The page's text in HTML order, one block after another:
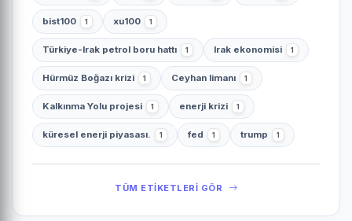
bist100 1 xu100 1
Türkiye-Irak petrol boru hattı 1 Irak ekonomisi 1
Hürmüz Boğazı krizi 1 Ceyhan limanı 1
Kalkınma Yolu projesi 1 enerji krizi 1
küresel enerji piyasası. 1 fed 1 trump 1
TÜM ETİKETLERİ GÖR